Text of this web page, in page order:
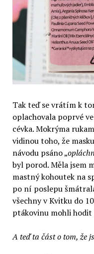
Tak teď se vrátím k
oplachovala poprvé
cévka. Mokrýma
vidinou toho, že
návodu psáno „
byl porod. Měla jsem
mastný kohoutek na
po ní poslepu
všechny v Kvitku do
ptákovinu mohli hodit
A teď ta část o tom, že